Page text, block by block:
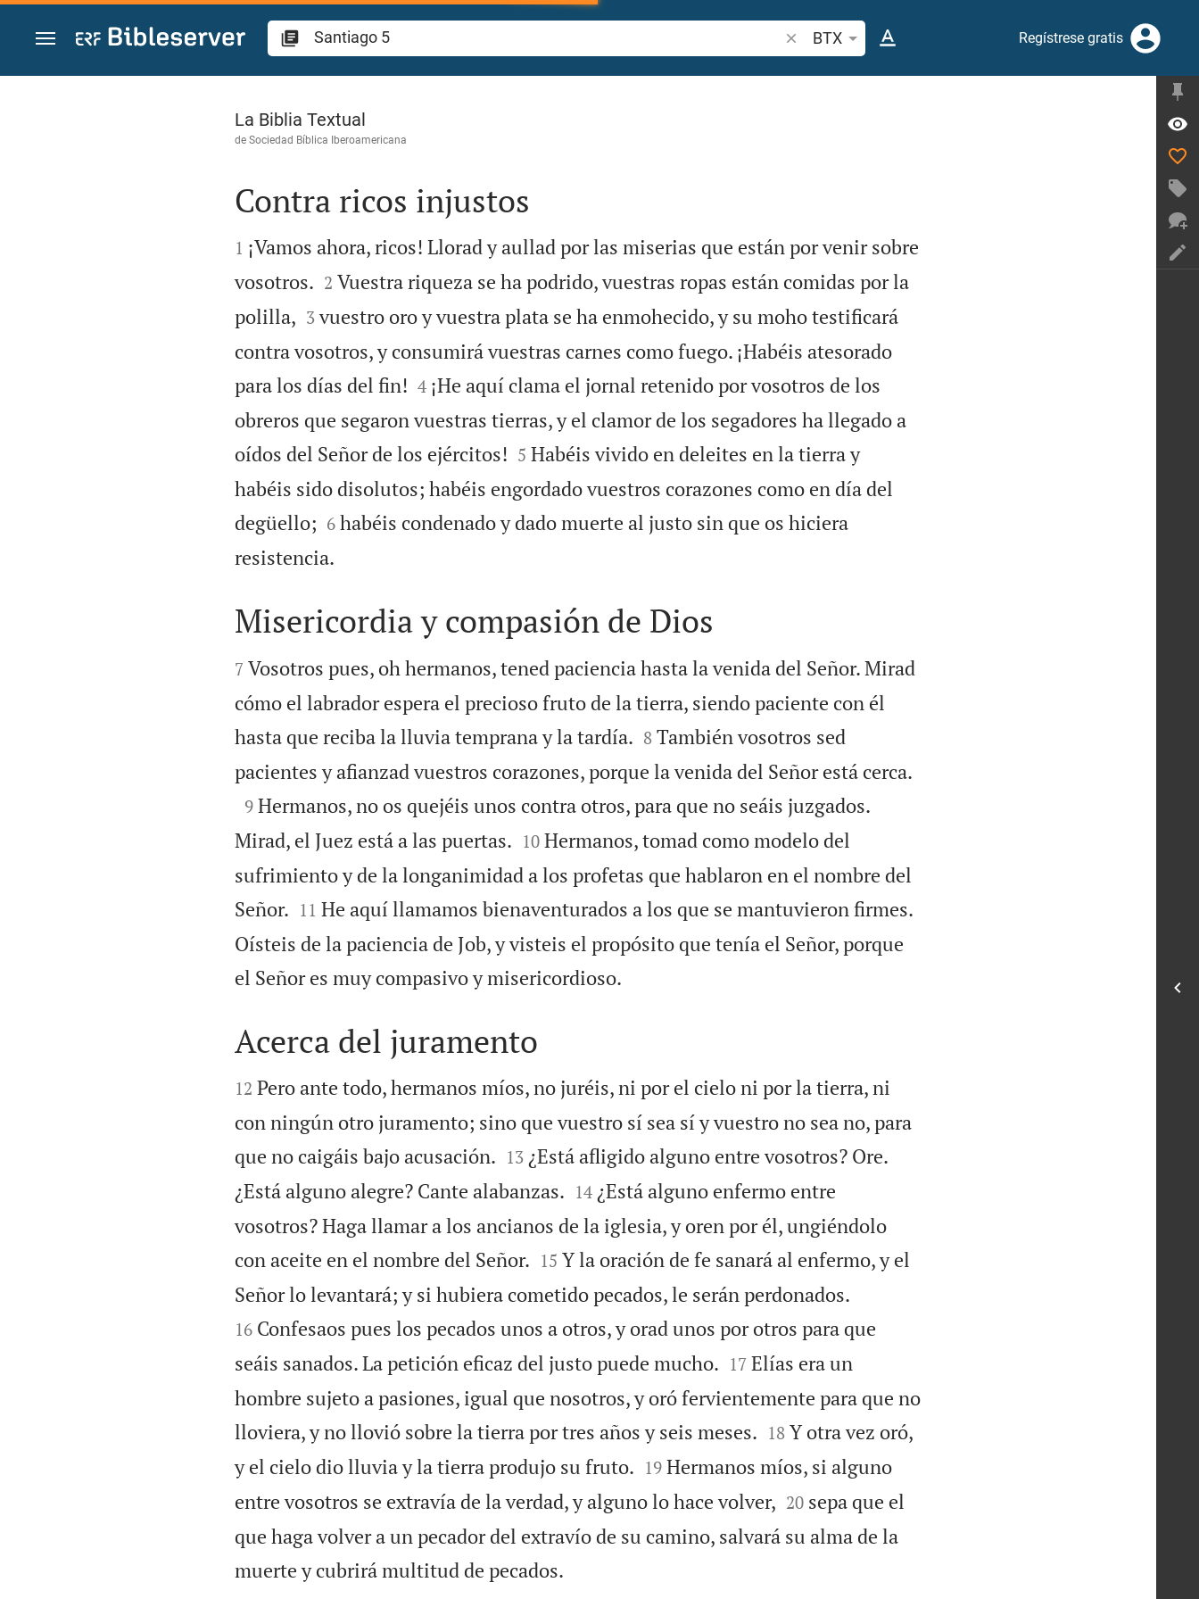
Ir a un contenido
Buscar versículo bíblico o palabra
BTX Regístrese gratis
Santiago 5
La Biblia Textual
de Sociedad Bíblica Iberoamericana

Contra ricos injustos

1 ¡Vamos ahora, ricos! Llorad y aullad por las miserias que están por venir sobre
vosotros.
2 Vuestra riqueza se ha podrido, vuestras ropas están comidas por la
polilla,
3 vuestro oro y vuestra plata se ha enmohecido, y su moho testificará
contra vosotros, y consumirá vuestras carnes como fuego. ¡Habéis atesorado
para los días del fin!
4 ¡He aquí clama el jornal retenido por vosotros de los
obreros que segaron vuestras tierras, y el clamor de los segadores ha llegado a
oídos del Señor de los ejércitos!
5 Habéis vivido en deleites en la tierra y
habéis sido disolutos; habéis engordado vuestros corazones como en día del
degüello;
6 habéis condenado y dado muerte al justo sin que os hiciera
resistencia.

Misericordia y compasión de Dios

7 Vosotros pues, oh hermanos, tened paciencia hasta la venida del Señor. Mirad
cómo el labrador espera el precioso fruto de la tierra, siendo paciente con él
hasta que reciba la lluvia temprana y la tardía.
8 También vosotros sed
pacientes y afianzad vuestros corazones, porque la venida del Señor está cerca.

9 Hermanos, no os quejéis unos contra otros, para que no seáis juzgados.
Mirad, el Juez está a las puertas.
10 Hermanos, tomad como modelo del
sufrimiento y de la longanimidad a los profetas que hablaron en el nombre del
Señor.
11 He aquí llamamos bienaventurados a los que se mantuvieron firmes.
Oísteis de la paciencia de Job, y visteis el propósito que tenía el Señor, porque
el Señor es muy compasivo y misericordioso.

Acerca del juramento

12 Pero ante todo, hermanos míos, no juréis, ni por el cielo ni por la tierra, ni
con ningún otro juramento; sino que vuestro sí sea sí y vuestro no sea no, para
que no caigáis bajo acusación.
13 ¿Está afligido alguno entre vosotros? Ore.
¿Está alguno alegre? Cante alabanzas.
14 ¿Está alguno enfermo entre
vosotros? Haga llamar a los ancianos de la iglesia, y oren por él, ungiéndolo
con aceite en el nombre del Señor.
15 Y la oración de fe sanará al enfermo, y el
Señor lo levantará; y si hubiera cometido pecados, le serán perdonados.
16 Confesaos pues los pecados unos a otros, y orad unos por otros para que
seáis sanados. La petición eficaz del justo puede mucho.
17 Elías era un
hombre sujeto a pasiones, igual que nosotros, y oró fervientemente para que no
lloviera, y no llovió sobre la tierra por tres años y seis meses.
18 Y otra vez oró,
y el cielo dio lluvia y la tierra produjo su fruto.
19 Hermanos míos, si alguno
entre vosotros se extravía de la verdad, y alguno lo hace volver, 

20 sepa que el
que haga volver a un pecador del extravío de su camino, salvará su alma de la
muerte y cubrirá multitud de pecados.